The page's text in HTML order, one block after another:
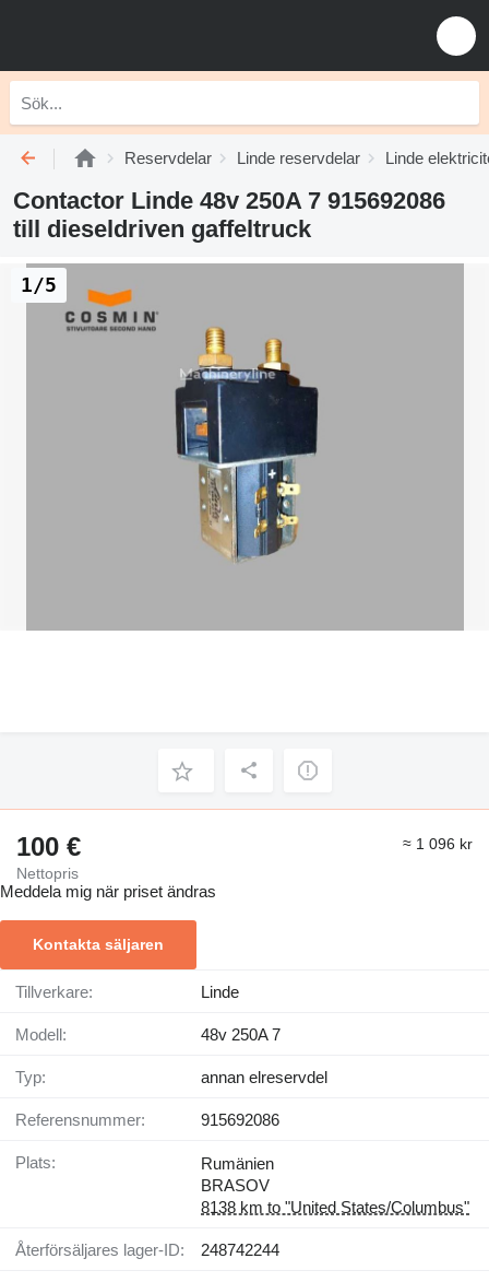
Reservdelar Linde reservdelar Linde
Contactor Linde 48v 250A 7 915692086
till dieseldriven gaffeltruck
1/5
100 €
Nettopris
≈ 1 096 kr
Meddela mig när priset ändras
Kontakta säljaren
Tillverkare: Linde
Modell: 48v 250A 7
Typ: annan elreservdel
Referensnummer: 915692086
Plats:
Rumänien
BRASOV
8138 km to "United States/Columbus"
Återförsäljares lager-ID: 248742244